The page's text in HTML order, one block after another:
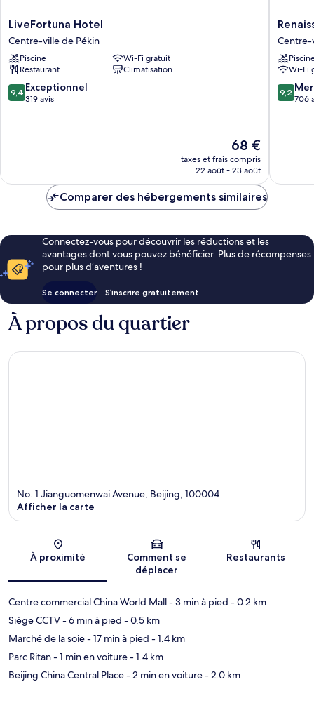
LiveFortuna
Hotel
Centre-
ville
de
Pékin
LiveFortuna Hotel
Centre-ville de Pékin
Piscine
Wi-Fi gratuit
Restaurant
Climatisation
9.4
sur
9,4 Exceptionnel
319 avis
Le
nouveau
prix
de
68 €
taxes et frais compris
22 août - 23 août
Beijing
Hotel
Centre-
ville
de
Centre-
Wi-Fi
9.2
sur
9,2
706
Comparer des hébergements similaires
Connectez-vous pour découvrir les réductions et les
avantages dont vous pouvez bénéficier. Plus de récompenses
pour plus d’aventures !
Se connecter S’inscrire gratuitement
À propos du quartier
Carte
No. 1 Jianguomenwai Avenue, Beijing, 100004
Afficher la carte
À proximité
Comment se
déplacer
Restaurants
Centre commercial China World Mall- 3 min à pied - 0.2 km
Siège CCTV- 6 min à pied - 0.5 km
Marché de la soie- 17 min à pied - 1.4 km
Parc Ritan- 1 min en voiture- 1.4 km
Beijing China Central Place- 2 min en voiture- 2.0 km